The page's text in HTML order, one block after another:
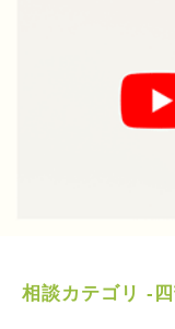
相談カテゴリ -